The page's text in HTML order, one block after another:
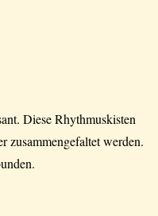
Diese Rhythmuskisten
zusammengefaltet werden.